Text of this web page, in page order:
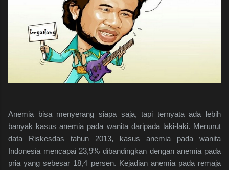
Anemia bisa menyerang siapa saja, tapi ternyata ada lebih
banyak kasus anemia pada wanita daripada laki-laki. Menurut
data Riskesdas tahun 2013, kasus anemia pada wanita
Indonesia mencapai 23,9% dibandingkan dengan anemia pada
pria yang sebesar 18,4 persen. Kejadian anemia pada remaja